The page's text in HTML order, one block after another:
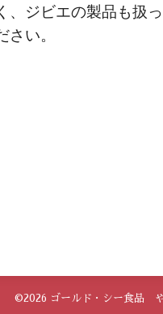
、ジビエの製品も扱
さい。
©2026 ゴールド・シー食品